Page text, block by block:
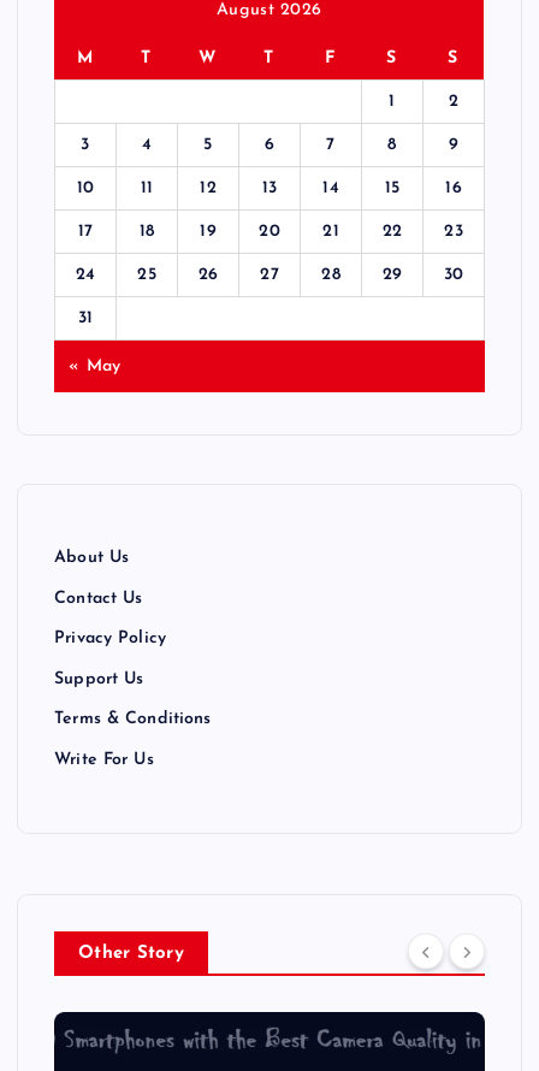
August 2026
M T W T F S S
1 2
3 4 5 6 7 8 9
10 11 12 13 14 15 16
17 18 19 20 21 22 23
24 25 26 27 28 29 30
31
« May
About Us
Contact Us
Privacy Policy
Support Us
Terms & Conditions
Write For Us
Other Story